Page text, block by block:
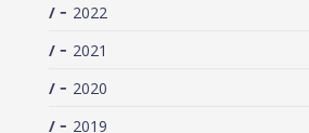
2022
2021
2020
2019